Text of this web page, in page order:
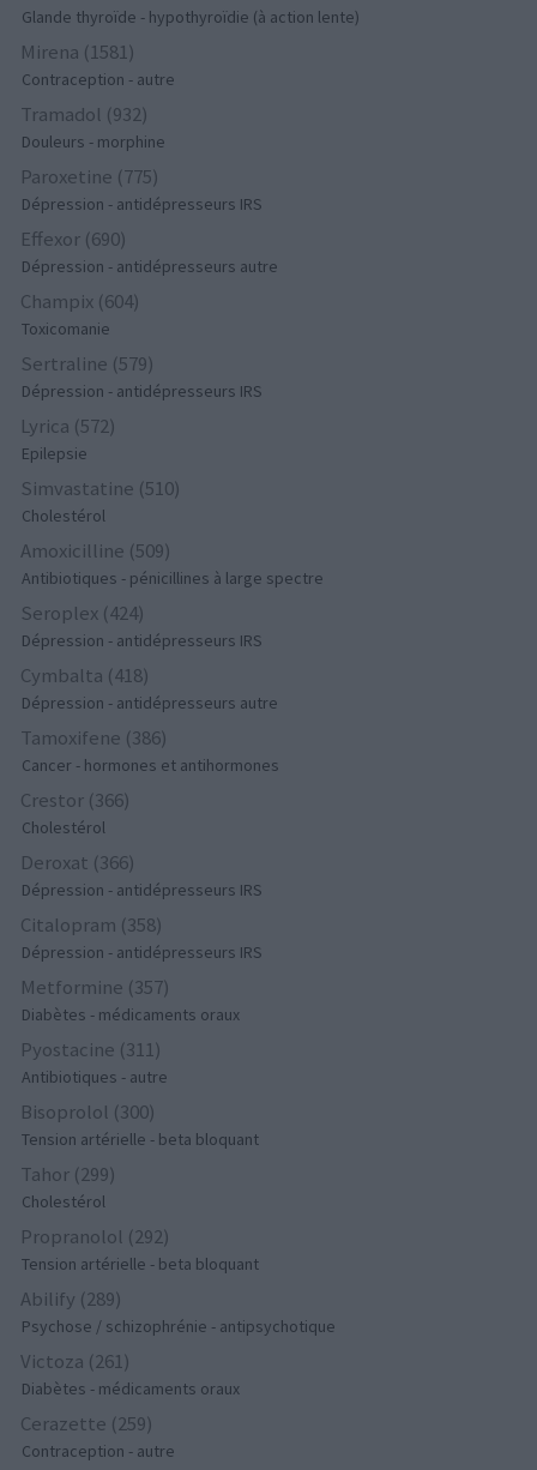
Glande thyroïde - hypothyroïdie (à action lente)
Mirena (1581)
Contraception - autre
Tramadol (932)
Douleurs - morphine
Paroxetine (775)
Dépression - antidépresseurs IRS
Effexor (690)
Dépression - antidépresseurs autre
Champix (604)
Toxicomanie
Sertraline (579)
Dépression - antidépresseurs IRS
Lyrica (572)
Epilepsie
Simvastatine (510)
Cholestérol
Amoxicilline (509)
Antibiotiques - pénicillines à large spectre
Seroplex (424)
Dépression - antidépresseurs IRS
Cymbalta (418)
Dépression - antidépresseurs autre
Tamoxifene (386)
Cancer - hormones et antihormones
Crestor (366)
Cholestérol
Deroxat (366)
Dépression - antidépresseurs IRS
Citalopram (358)
Dépression - antidépresseurs IRS
Metformine (357)
Diabètes - médicaments oraux
Pyostacine (311)
Antibiotiques - autre
Bisoprolol (300)
Tension artérielle - beta bloquant
Tahor (299)
Cholestérol
Propranolol (292)
Tension artérielle - beta bloquant
Abilify (289)
Psychose / schizophrénie - antipsychotique
Victoza (261)
Diabètes - médicaments oraux
Cerazette (259)
Contraception - autre